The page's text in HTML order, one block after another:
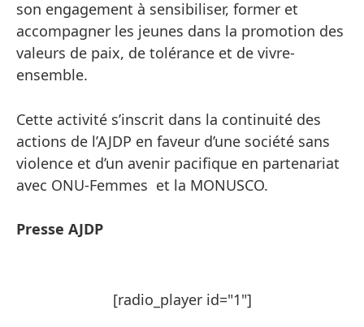
son engagement à sensibiliser, former et
accompagner les jeunes dans la promotion des
valeurs de paix, de tolérance et de vivre-
ensemble.
Cette activité s’inscrit dans la continuité des
actions de l’AJDP en faveur d’une société sans
violence et d’un avenir pacifique en partenariat
avec ONU-Femmes et la MONUSCO.
Presse AJDP
[radio_player id="1"]